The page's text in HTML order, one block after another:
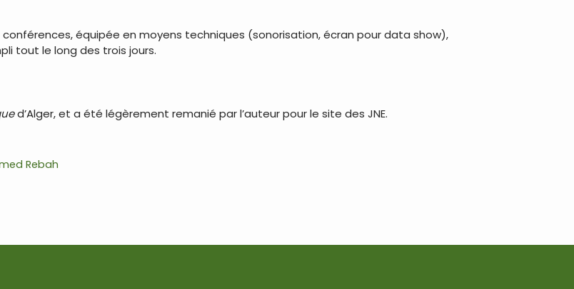
équipée en moyens techniques (sonorisation, écran pour data show),
tout le long des trois jours.
d’Alger, et a été légèrement remanié par l’auteur pour le site des JNE.
Rebah